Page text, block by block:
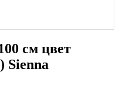
см цвет
Sienna